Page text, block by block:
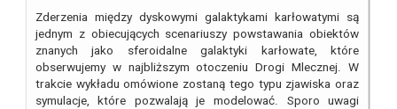
Zderzenia między dyskowymi galaktykami karłowatymi są
jednym z obiecujących scenariuszy powstawania obiektów
znanych jako sferoidalne galaktyki karłowate, które
obserwujemy w najbliższym otoczeniu Drogi Mlecznej. W
trakcie wykładu omówione zostaną tego typu zjawiska oraz
symulacje, które pozwalają je modelować. Sporo uwagi